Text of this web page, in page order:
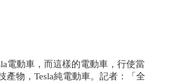
電動車，而這樣的電動車，行使當
物，Tesla純電動車。記者：「全